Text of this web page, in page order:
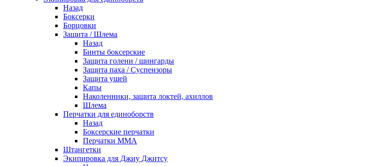
Назад
Боксерки
Борцовки
Защита / Шлема
Назад
Бинты боксерские
Защита голени / шингарды
Защита паха / Суспензоры
Защита ушей
Капы
Наколенники, защита локтей, ахиллов
Шлема
Перчатки для единоборств
Назад
Боксерские перчатки
Перчатки ММА
Штангетки
Экипировка для Джиу Джитсу